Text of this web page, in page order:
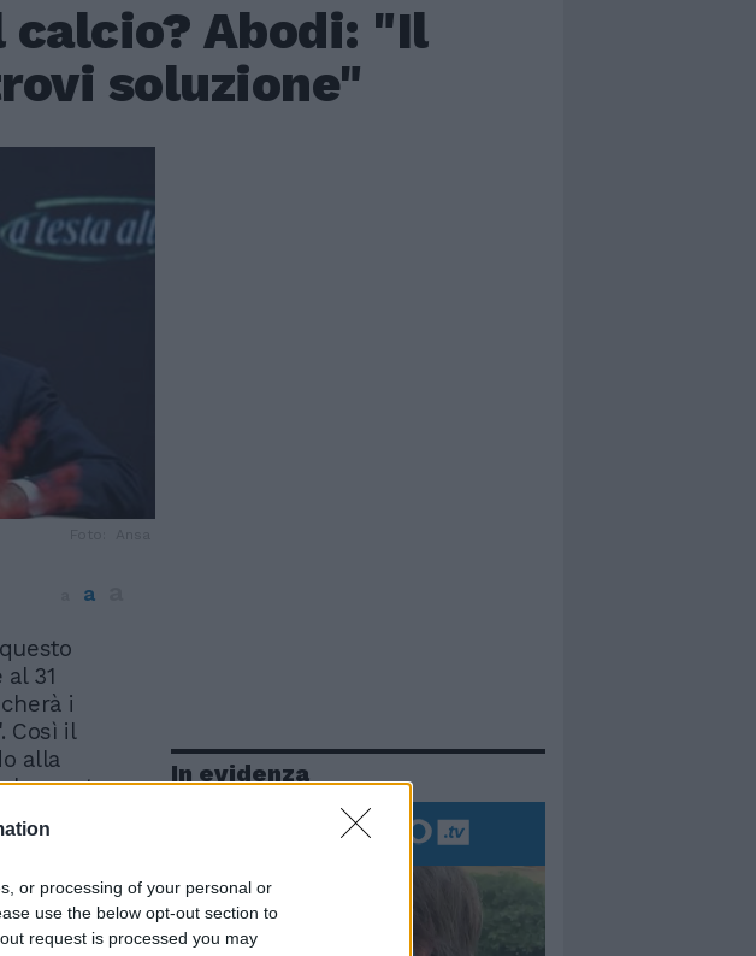
or processing of your personal or
use the below opt-out section to
request is processed you may
Abodi: "Il
soluzione"
a
31
i
Così il
alla
lo sport
alla
non
In evidenza